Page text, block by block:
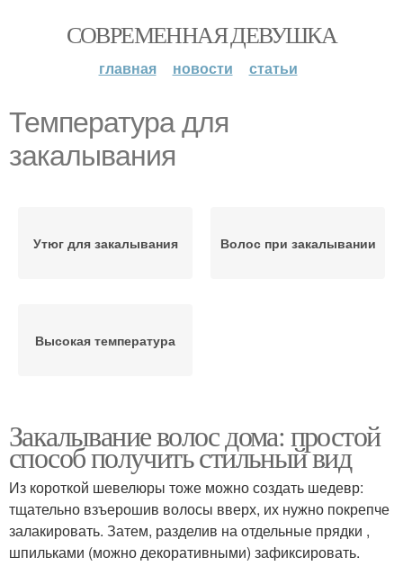
СОВРЕМЕННАЯ ДЕВУШКА
главная новости статьи
Температура для
закалывания
Утюг для закалывания Волос при закалывании
Высокая температура
Закалывание волос дома: простой
способ получить стильный вид
Из короткой шевелюры тоже можно создать шедевр:
тщательно взъерошив волосы вверх, их нужно покрепче
залакировать. Затем, разделив на отдельные прядки ,
шпильками (можно декоративными) зафиксировать.